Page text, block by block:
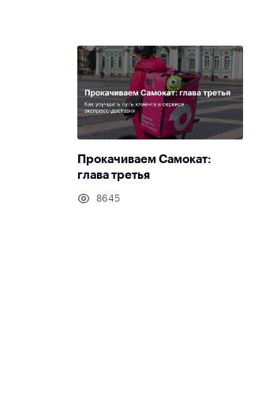
Прокачиваем Самокат:
глава третья
8645